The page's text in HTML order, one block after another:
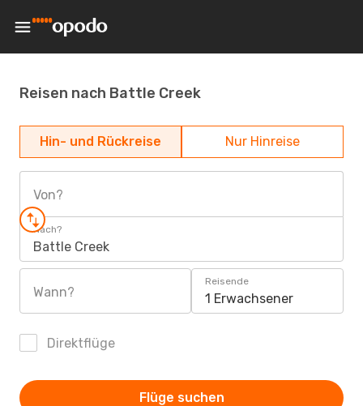
Reisen nach Battle Creek
Hin- und Rückreise Nur Hinreise
Von?
Nach?
Battle Creek
Wann?
Reisende
1 Erwachsener
Direktflüge
Flüge suchen